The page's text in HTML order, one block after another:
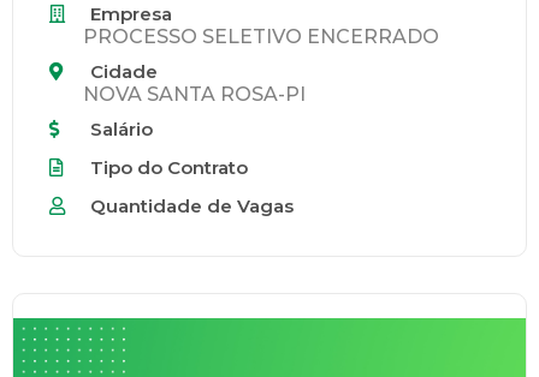
Empresa
PROCESSO SELETIVO ENCERRADO
Cidade
NOVA SANTA ROSA-PI
Salário
Tipo do Contrato
Quantidade de Vagas